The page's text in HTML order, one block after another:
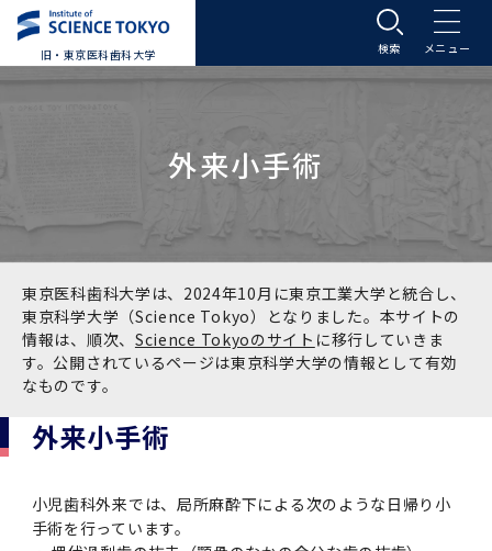
旧・東京医科歯科大学
学長メッセージ
基本理念・沿革
基本理念・沿革トップ
建物沿革
東京医科歯科大学の特色
学
キャンパスマップ
運営組織トップ
広報誌・刊行物
入学案内トップ
大学案内
学部受験生向け「大学案内」（冊子）
アドミッション・ポリシー
大学院入学案内トップ
聴講生・科目等履修生および大学院研究生募集
学生生活
学生生活トップ
Science Tokyo SPRING (医歯学系)
令和8年度（2026年度）総合知と癒しの次世代
令和8年度（2026年度）トップレベルAI研究の
援制度
教育研究組織等
教育研究組織等トップ
ポリシー
歯学部（歯学科･口腔保健学科）
大学病院
歯科（歯系診療部門）
外部資金 大学基金
外来小手術
東京医科歯科大学は、2024年10月に東京工業大学と統合し、
東京科学大学（Science Tokyo）となりました。本サイトの
情報は、順次、 Science Tokyoのサイト に移行していきま
す。公開されているページは東京科学大学の情報として有効
なものです。
外来小手術
小児歯科外来では、局所麻酔下による次のような日帰り小
手術を行っています。